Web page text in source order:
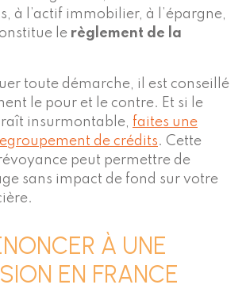
à l’actif immobilier, à l’épargne,
le règlement de la
toute démarche, il est conseillé
le pour et le contre. Et si le
insurmontable, faites une
de crédits. Cette
peut permettre de
sans impact de fond sur votre
À UNE
EN FRANCE